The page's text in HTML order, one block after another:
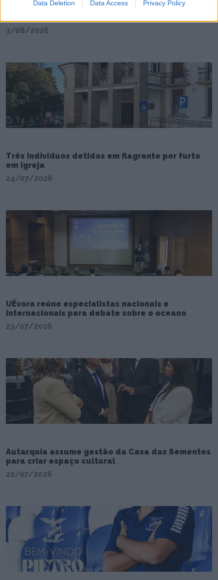
Data Deletion Data Access Privacy Policy
Cemitério dos Remédios em trabalhos de
3/08/2026
Três indivíduos detidos em flagrante por furto
em igreja
24/07/2026
UÉvora reúne especialistas nacionais e
internacionais para debate sobre o oceano
23/07/2026
Autarquia assume gestão da Casa das Sementes
para criar espaço cultural
22/07/2026